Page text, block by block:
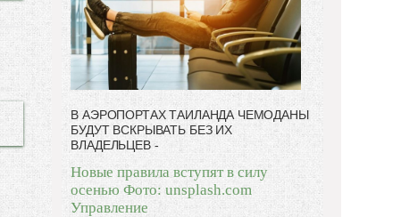
В АЭРОПОРТАХ ТАИЛАНДА ЧЕМОДАНЫ
БУДУТ ВСКРЫВАТЬ БЕЗ ИХ
ВЛАДЕЛЬЦЕВ -
Новые правила вступят в силу
осенью Фото: unsplash.com
Управление